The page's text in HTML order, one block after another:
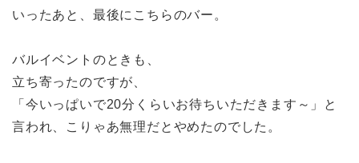
いったあと、最後にこちらのバー。
バルイベントのときも、
立ち寄ったのですが、
「今いっぱいで20分くらいお待ちいただきます～」と
言われ、こりゃあ無理だとやめたのでした。